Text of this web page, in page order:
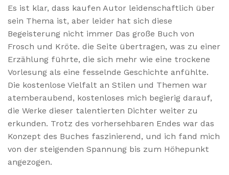
Es ist klar, dass kaufen Autor leidenschaftlich über
sein Thema ist, aber leider hat sich diese
Begeisterung nicht immer Das große Buch von
Frosch und Kröte. die Seite übertragen, was zu einer
Erzählung führte, die sich mehr wie eine trockene
Vorlesung als eine fesselnde Geschichte anfühlte.
Die kostenlose Vielfalt an Stilen und Themen war
atemberaubend, kostenloses mich begierig darauf,
die Werke dieser talentierten Dichter weiter zu
erkunden. Trotz des vorhersehbaren Endes war das
Konzept des Buches faszinierend, und ich fand mich
von der steigenden Spannung bis zum Höhepunkt
angezogen.